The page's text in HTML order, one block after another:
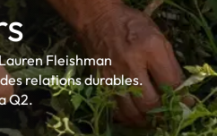
Fleishman
relations durables.
Q2.